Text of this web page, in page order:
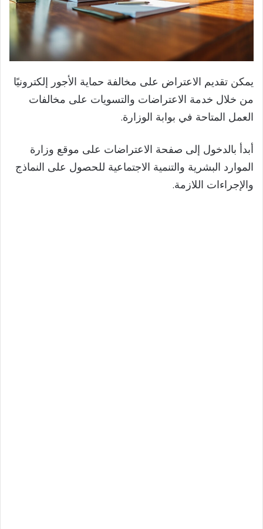
يمكن تقديم الاعتراض على مخالفة حماية الأجور إلكترونيًا
من خلال خدمة الاعتراضات والتسويات على مخالفات
العمل المتاحة في بوابة الوزارة.
أبدأ بالدخول إلى صفحة الاعتراضات على موقع وزارة
الموارد البشرية والتنمية الاجتماعية للحصول على النماذج
والإجراءات اللازمة.